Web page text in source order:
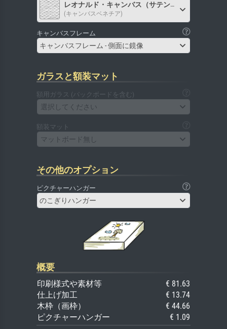
レオナルド・キャンバス（サテン）
(キャンバスベネチア)
キャンバスフレーム
キャンバスフレーム - 側面に鏡像
ガラスと額装マット
額用ガラス (バックボードを含む)
選択してください
額装マット
マットボード無し
その他のオプション
ピクチャーハンガー
のこぎりハンガー
概要
印刷様式や素材等
€ 81.63
仕上げ加工
€ 13.74
木枠（画枠）
€ 44.66
ピクチャーハンガー
€ 1.09